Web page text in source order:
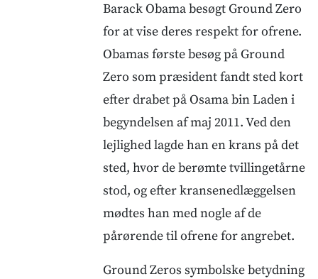
Barack Obama besøgt Ground Zero
for at vise deres respekt for ofrene.
Obamas første besøg på Ground
Zero som præsident fandt sted kort
efter drabet på Osama bin Laden i
begyndelsen af maj 2011. Ved den
lejlighed lagde han en krans på det
sted, hvor de berømte tvillingetårne
stod, og efter kransenedlæggelsen
mødtes han med nogle af de
pårørende til ofrene for angrebet.
Ground Zeros symbolske betydning